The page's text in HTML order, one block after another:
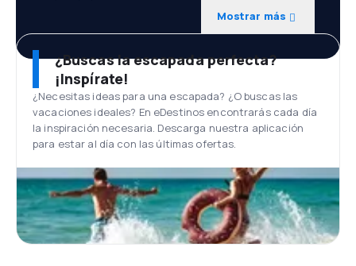
Mostrar más
¿Buscas la escapada perfecta?
¡Inspírate!
¿Necesitas ideas para una escapada? ¿O buscas las
vacaciones ideales? En eDestinos encontrarás cada día
la inspiración necesaria. Descarga nuestra aplicación
para estar al día con las últimas ofertas.